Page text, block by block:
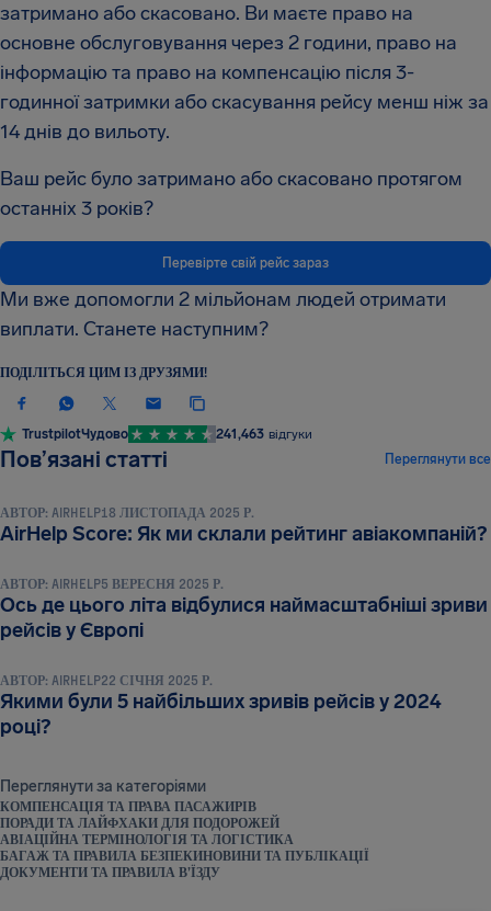
затримано або скасовано. Ви маєте право на
основне обслуговування через 2 години, право на
інформацію та право на компенсацію після 3-
годинної затримки або скасування рейсу менш ніж за
14 днів до вильоту.
Ваш рейс було затримано або скасовано протягом
останніх 3 років?
Перевірте свій рейс зараз
Ми вже допомогли 2 мільйонам людей отримати
виплати. Станете наступним?
ПОДІЛІТЬСЯ ЦИМ ІЗ ДРУЗЯМИ!
TrustpilotЧудово 241,463 відгуки
Пов’язані статті Переглянути все
НОВИНИ ТА ПУБЛІКАЦІЇ
АВТОР: AIRHELP18 ЛИСТОПАДА 2025 Р.
AirHelp Score: Як ми склали рейтинг авіакомпаній?
НОВИНИ ТА ПУБЛІКАЦІЇ
АВТОР: AIRHELP5 ВЕРЕСНЯ 2025 Р.
Ось де цього літа відбулися наймасштабніші зриви
рейсів у Європі
НОВИНИ ТА ПУБЛІКАЦІЇ
АВТОР: AIRHELP22 СІЧНЯ 2025 Р.
Якими були 5 найбільших зривів рейсів у 2024
році?
Переглянути за категоріями
КОМПЕНСАЦІЯ ТА ПРАВА ПАСАЖИРІВ
ПОРАДИ ТА ЛАЙФХАКИ ДЛЯ ПОДОРОЖЕЙ
АВІАЦІЙНА ТЕРМІНОЛОГІЯ ТА ЛОГІСТИКА
БАГАЖ ТА ПРАВИЛА БЕЗПЕКИНОВИНИ ТА ПУБЛІКАЦІЇ
ДОКУМЕНТИ ТА ПРАВИЛА В’ЇЗДУ